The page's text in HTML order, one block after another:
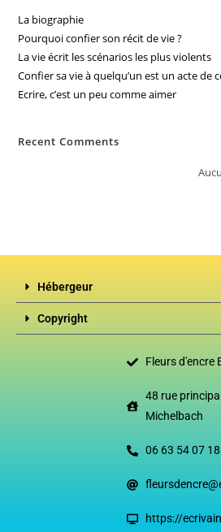
La biographie
Pourquoi confier son récit de vie ?
La vie écrit les scénarios les plus violents
Confier sa vie à quelqu’un est un acte de
Ecrire, c’est un peu comme aimer
Recent Comments
Hébergeur
Copyright
Fleurs d'encre
48 rue
Michelbach
06 63 54 07 18
https://